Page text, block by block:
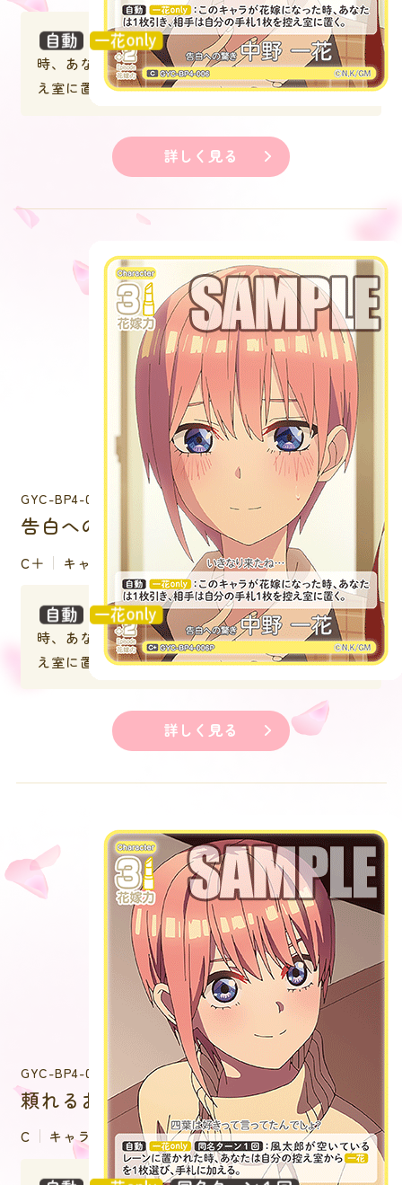
：このキャラが花嫁になった
時、あなたは１枚引き、相手は自分の手札１枚を控
え室に置く。
詳しく見る
GYC-BP4-006P
告白への驚き 中野 一花
C＋ キャラクター
：このキャラが花嫁になった
時、あなたは１枚引き、相手は自分の手札１枚を控
え室に置く。
詳しく見る
GYC-BP4-007
頼れるお姉さん 中野 一花
C キャラクター